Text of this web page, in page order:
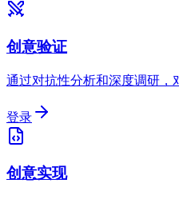
创意验证
通过对抗性分析和深度调研，
登录
创意实现